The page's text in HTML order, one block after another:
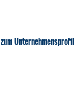
zum Unternehmensprofil